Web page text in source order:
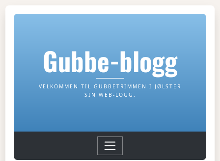
Gubbe-blogg
VELKOMMEN TIL GUBBETRIMMEN I JØLSTER
SIN WEB-LOGG.